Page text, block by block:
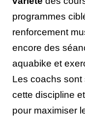
programmes
renforcement
encore des
aquabike et
Les coachs sont
cette discipline
pour maximiser